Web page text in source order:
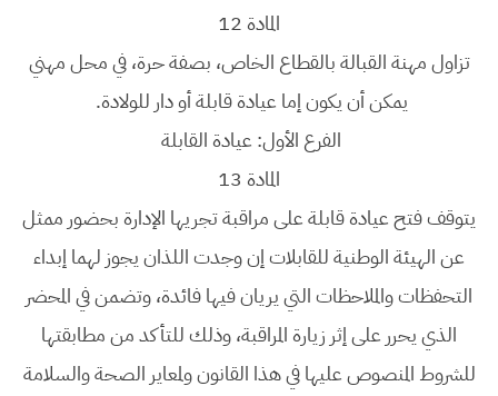
المادة 12
تزاول مهنة القبالة بالقطاع الخاص، بصفة حرة، في محل مهني
يمكن أن يكون إما عيادة قابلة أو دار للولادة.
الفرع الأول: عيادة القابلة
المادة 13
يتوقف فتح عيادة قابلة على مراقبة تجريها الإدارة بحضور ممثل
عن الهيئة الوطنية للقابلات إن وجدت اللذان يجوز لهما إبداء
التحفظات والملاحظات التي يريان فيها فائدة، وتضمن في المحضر
الذي يحرر على إثر زيارة المراقبة، وذلك للتأكد من مطابقتها
للشروط المنصوص عليها في هذا القانون ولمعاير الصحة والسلامة